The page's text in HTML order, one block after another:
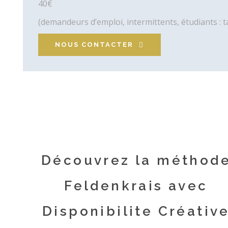
40€
(demandeurs d’emploi, intermittents, étudiants :
NOUS CONTACTER
Découvrez la
Feldenkrais avec
Disponibilite